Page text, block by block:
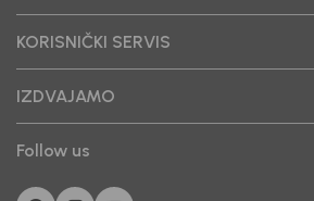
KORISNIČKI SERVIS
IZDVAJAMO
Follow us